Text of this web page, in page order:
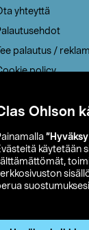
Ohlson
käytetään
yhteyttä
Tee palautus /
policy